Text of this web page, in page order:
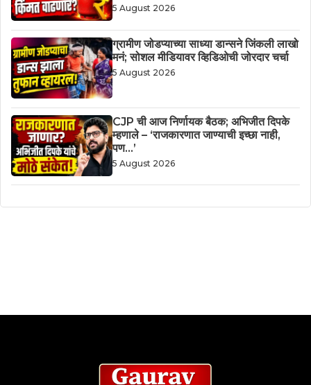
5 August 2026
ग्रामीण जोडप्याच्या साध्या डान्सने जिंकली लाखो
मनं; सोशल मीडियावर व्हिडिओची जोरदार चर्चा
5 August 2026
CJP ची आज निर्णायक बैठक; अभिजीत दिपके
म्हणाले – ‘राजकारणात जाण्याची इच्छा नाही,
पण…’
5 August 2026